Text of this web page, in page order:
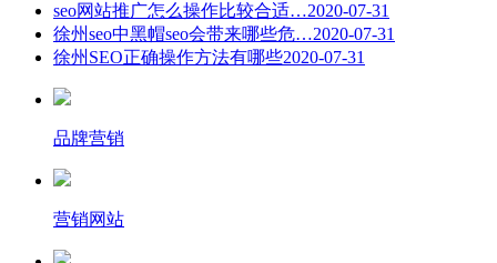
seo网站推广怎么操作比较合适…2020-07-31
徐州seo中黑帽seo会带来哪些危…2020-07-31
徐州SEO正确操作方法有哪些2020-07-31
品牌营销
营销网站